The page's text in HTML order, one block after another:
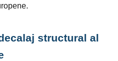
structural al